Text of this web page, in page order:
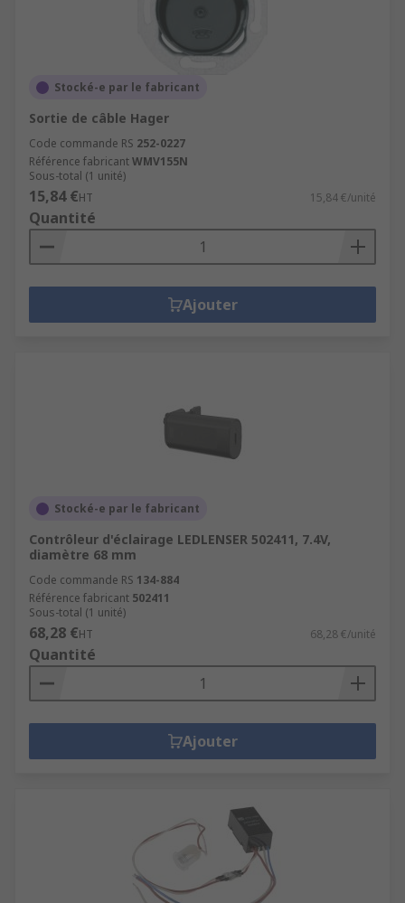
Stocké-e par le fabricant
Sortie de câble Hager
Code commande RS 252-0227
Référence fabricantWMV155N
Sous-total (1 unité)
15,84 €HT 15,84 €/unité
Quantité
Ajouter
Stocké-e par le fabricant
Contrôleur d'éclairage LEDLENSER 502411, 7.4V,
diamètre 68 mm
Code commande RS 134-884
Référence fabricant 502411
Sous-total (1 unité)
68,28 €HT 68,28 €/unité
Quantité
Ajouter